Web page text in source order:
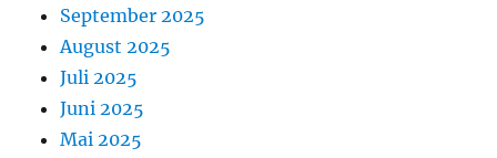
September 2025
August 2025
Juli 2025
Juni 2025
Mai 2025